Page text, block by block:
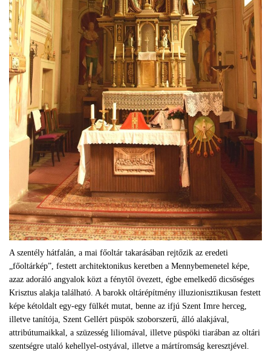
A szentély hátfalán, a mai főoltár takarásában rejtőzik az eredeti
„főoltárkép”, festett architektonikus keretben a Mennybemenetel képe,
azaz adoráló angyalok közt a fénytől övezett, égbe emelkedő dicsőséges
Krisztus alakja található. A barokk oltárépítmény illuzionisztikusan festett
képe kétoldalt egy-egy fülkét mutat, benne az ifjú Szent Imre herceg,
illetve tanítója, Szent Gellért püspök szoborszerű, álló alakjával,
attribútumaikkal, a szüzesség liliomával, illetve püspöki tiarában az oltári
szentségre utaló kehellyel-ostyával, illetve a mártíromság keresztjével.